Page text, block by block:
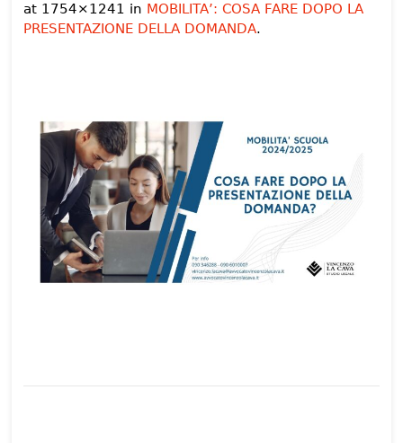
at 1754×1241 in MOBILITA’: COSA FARE DOPO LA
PRESENTAZIONE DELLA DOMANDA.